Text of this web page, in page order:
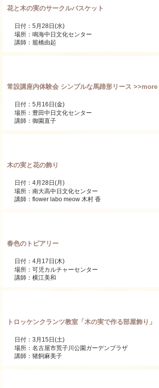
花と木の実のサークルバスケット
日付：5月28日(水)
場所：鳴海中日文化センター
講師：籠橋由起
常設講座内体験会 シンプルな馬蹄形リース >>more
日付：5月16日(金)
場所：豊田中日文化センター
講師：御園直子
木の実と花の飾り
日付：4月28日(月)
場所：南大高中日文化センター
講師：flower labo meow 木村 香
春色のトピアリー
日付：4月17日(木)
場所：可児カルチャーセンター
講師：横江美和
トロッケンクランツ教室「木の実で作る部屋飾り」
日付：3月15日(土)
場所：名古屋市荒子川公園ガーデンプラザ
講師：猪飼麻美子